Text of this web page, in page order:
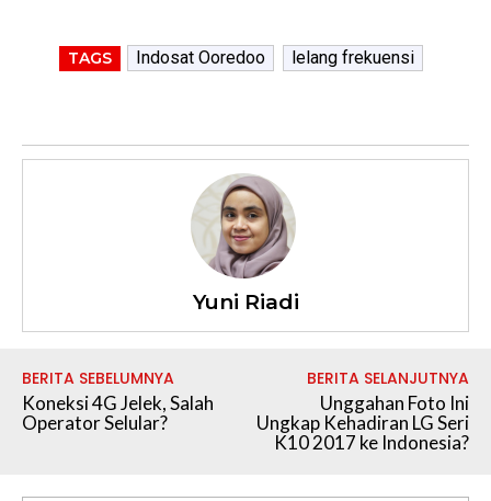
TAGS Indosat Ooredoo lelang frekuensi
Yuni Riadi
BERITA SEBELUMNYA
Koneksi 4G Jelek, Salah
Operator Selular?
BERITA SELANJUTNYA
Unggahan Foto Ini
Ungkap Kehadiran LG Seri
K10 2017 ke Indonesia?